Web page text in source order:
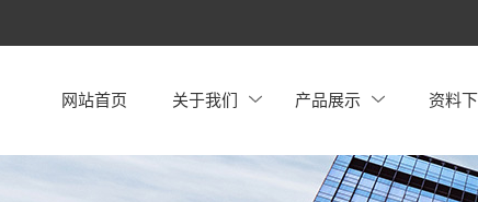
网站首页 关于我们 产品展示 资料